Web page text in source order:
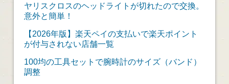
ヤリスクロスのヘッドライトが切れたので交換。
意外と簡単！
【2026年版】楽天ペイの支払いで楽天ポイント
が付与されない店舗一覧
100均の工具セットで腕時計のサイズ（バンド）
調整